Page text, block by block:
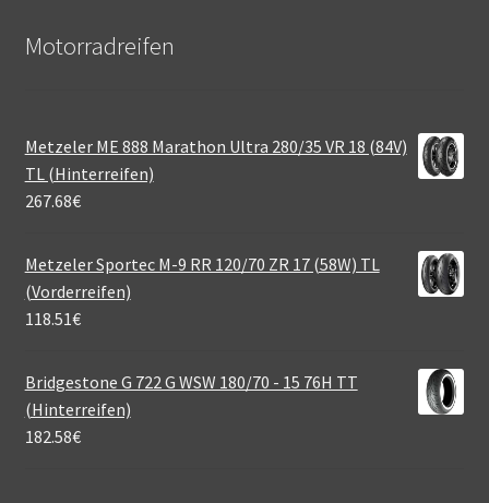
Motorradreifen
Metzeler ME 888 Marathon Ultra 280/35 VR 18 (84V)
TL (Hinterreifen)
267.68€
Metzeler Sportec M-9 RR 120/70 ZR 17 (58W) TL
(Vorderreifen)
118.51€
Bridgestone G 722 G WSW 180/70 - 15 76H TT
(Hinterreifen)
182.58€